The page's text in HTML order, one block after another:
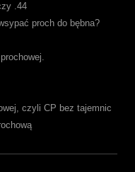
.44
proch do bębna?
czyli CP bez tajemnic